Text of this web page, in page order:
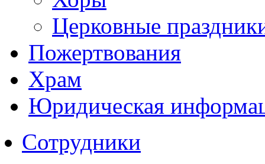
Церковные
Пожертвования
Храм
Юридическая
Сотрудники